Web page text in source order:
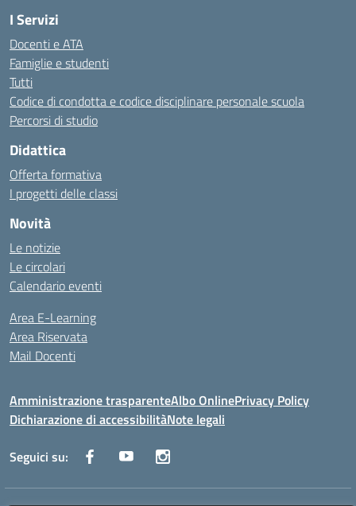
I Servizi
Docenti e ATA
Famiglie e studenti
Tutti
Codice di condotta e codice disciplinare personale scuola
Percorsi di studio
Didattica
Offerta formativa
I progetti delle classi
Novità
Le notizie
Le circolari
Calendario eventi
Area E-Learning
Area Riservata
Mail Docenti
Amministrazione trasparenteAlbo OnlinePrivacy Policy
Dichiarazione di accessibilitàNote legali
Seguici su: